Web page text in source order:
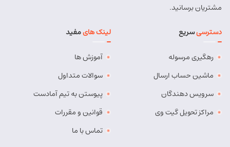
مشتریان برسانید.
دسترسیسریع
رهگیری مرسوله
ماشین حساب ارسال
سرویس دهندگان
مراکز تحویل گیت وی
لینک هایمفید
آموزش ها
سوالات متداول
پیوستن به تیم آمادست
قوانین و مقررات
تماس با ما